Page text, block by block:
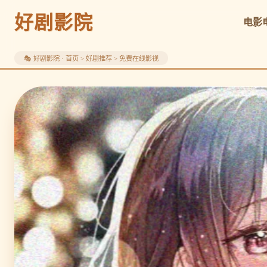
好剧影院 电影
🎭 好剧影院 · 首页 > 好剧推荐 > 免费在线影视